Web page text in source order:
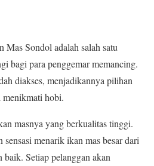
Mas Sondol adalah salah satu
bagi para penggemar memancing.
diakses, menjadikannya pilihan
menikmati hobi.
masnya yang berkualitas tinggi.
sensasi menarik ikan mas besar dari
Setiap pelanggan akan